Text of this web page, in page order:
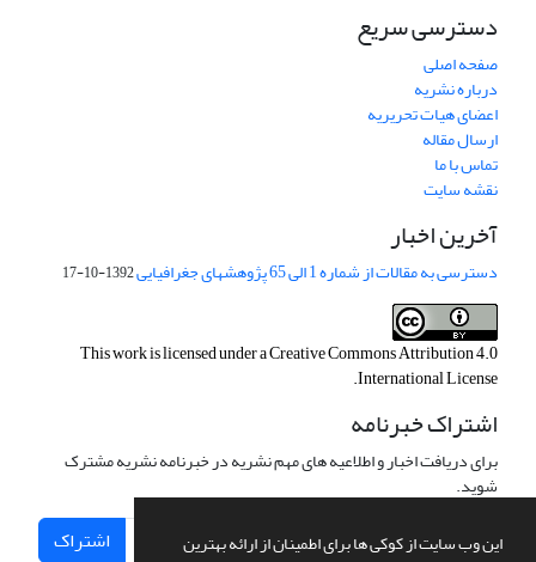
این وب سایت از کوکی ها برای اطمینان از ارائه بهترین
دسترسی سریع
صفحه اصلی
درباره نشریه
اعضای هیات تحریریه
ارسال مقاله
تماس با ما
نقشه سایت
آخرین اخبار
دسترسی به مقالات از شماره 1 الی 65 پژوهشهای جغرافیایی 1392-10-17
This work is licensed under aCreative Commons Attribution 4.0
International License
.
اشتراک خبرنامه
برای دریافت اخبار و اطلاعیه های مهم نشریه در خبرنامه نشریه مشترک
شوید.
اشتراک